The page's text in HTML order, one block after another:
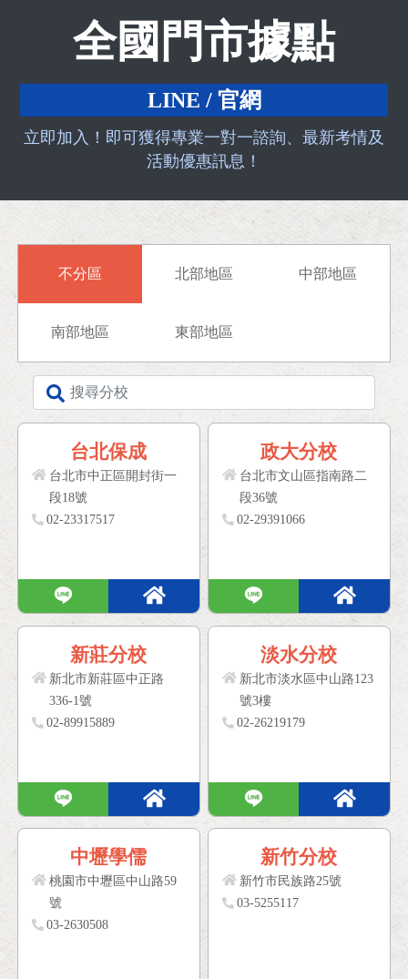
全國門市據點
LINE / 官網
立即加入！即可獲得專業一對一諮詢、最新考情及
活動優惠訊息！
不分區 北部地區 中部地區
南部地區 東部地區
台北保成
台北市中正區開封街一
段18號
02-23317517
政大分校
台北市文山區指南路二
段36號
02-29391066
新莊分校
新北市新莊區中正路
336-1號
02-89915889
淡水分校
新北市淡水區中山路123
號3樓
02-26219179
中壢學儒
桃園市中壢區中山路59
號
03-2630508
新竹分校
新竹市民族路25號
03-5255117